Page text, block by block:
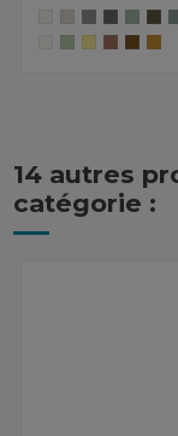
14 autres
catégorie :